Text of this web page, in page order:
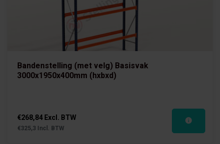
Bandenstelling (met velg) Basisvak
3000x1950x400mm (hxbxd)
€268,84 Excl. BTW
€325,3 Incl. BTW